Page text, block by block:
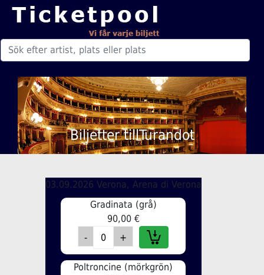
Biljetter tillTurandot
03.09.2026 Verona, Arena di Verona
Gradinata (grå)
90,00 €
Poltroncine (mörkgrön)